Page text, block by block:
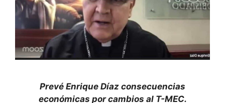
Prevé Enrique Díaz consecuencias
económicas por cambios al T-MEC.